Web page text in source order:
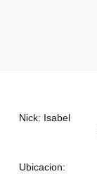
Nick: Isabel
Ubicacion: